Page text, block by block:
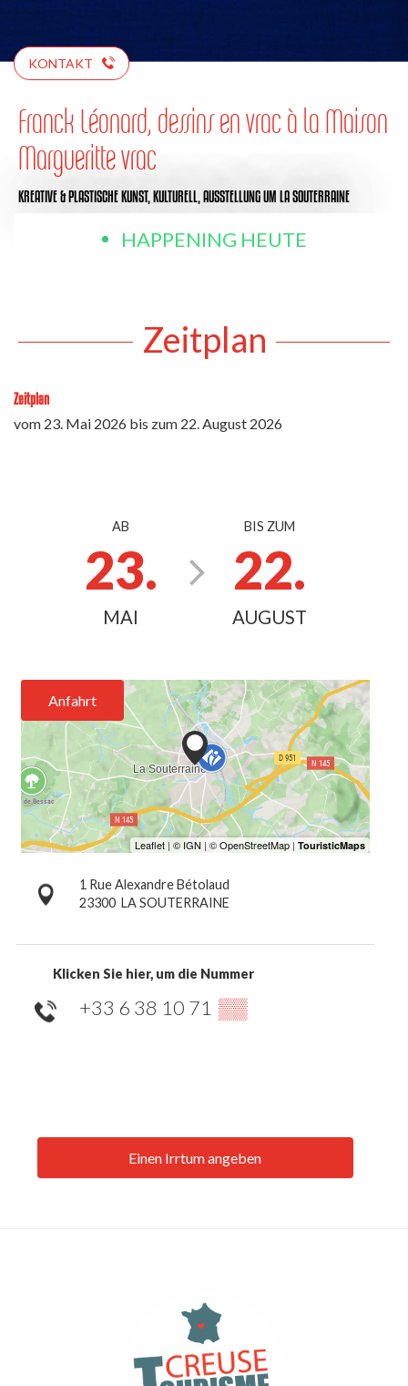
KONTAKT
Franck Léonard, dessins en vrac à la Maison
Margueritte vrac
KREATIVE & PLASTISCHE KUNST, KULTURELL, AUSSTELLUNGUM LA SOUTERRAINE
HAPPENING HEUTE
Zeitplan
Zeitplan
vom 23. Mai 2026 bis zum 22. August 2026
AB
23.
MAI
BIS ZUM
22.
AUGUST
Anfahrt
1 Rue Alexandre Bétolaud
23300 LA SOUTERRAINE
Klicken Sie hier, um die Nummer
+33 6 38 10 71 ▒▒
Einen Irrtum angeben